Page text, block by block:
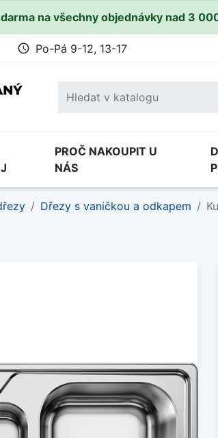
na všechny objednávky nad 3
access_time Po-Pá 9-12, 13-17
PROČ NAKOUPIT U
NÁS
Dřezy s vaničkou a odkapem